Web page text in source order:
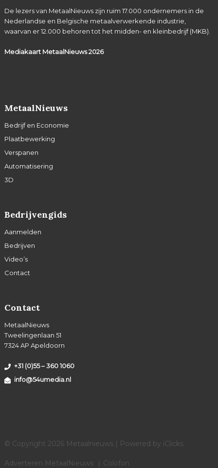
De lezers van MetaalNieuws zijn ruim 17.000 ondernemers in de
Nederlandse en Belgische metaalverwerkende industrie,
waarvan er 12.000 behoren tot het midden- en kleinbedrijf (MKB).
Mediakaart MetaalNieuws2026
MetaalNieuws
Bedrijf en Economie
Plaatbewerking
Verspanen
Automatisering
3D
Bedrijvengids
Aanmelden
Bedrijven
Video’s
Contact
Contact
MetaalNieuws
Tweelingenlaan 51
7324 AP Apeldoorn
+31 (0)55 – 360 1060
info@54umedia.nl
© Copyright 2026 Metaalnieuws | Powered by iClicks
Adverteren MetaalNieuws Colofon